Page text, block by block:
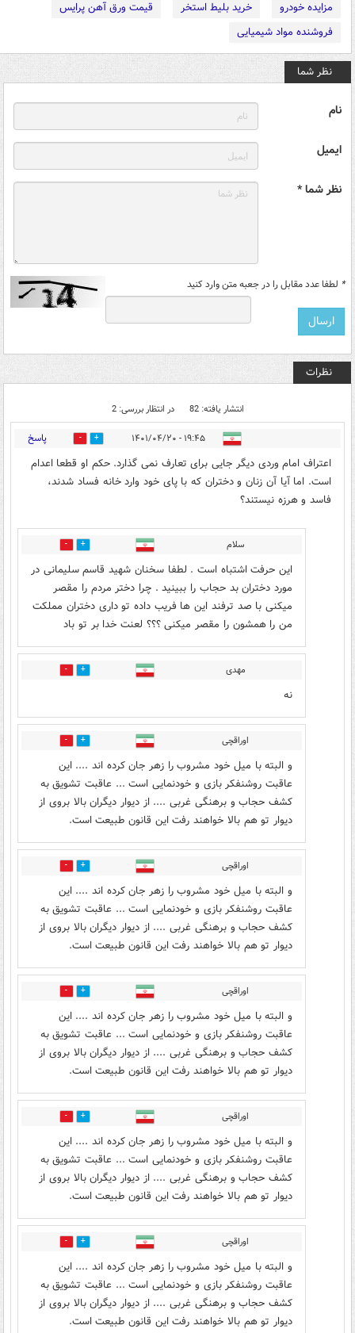
مزایده خودرو
خرید بلیط استخر
قیمت ورق آهن پرایس
فروشنده مواد شیمیایی
نظر شما
نام
ایمیل
نظر شما *
* لطفا عدد مقابل را در جعبه متن وارد کنید
نظرات
انتشار یافته: 82 در انتظار بررسی: 2
۱۹:۴۵ - ۱۴۰۱/۰۴/۲۰ 83 پاسخ
اعتراف امام وردی دیگر جایی برای تعارف نمی گذارد. حکم او قطعا اعدام
است. اما آیا آن زنان و دختران که با پای خود وارد خانه فساد شدند،
فاسد و هرزه نیستند؟
سلام 17
این حرفت اشتباه است . لطفا سخنان شهید قاسم سلیمانی در
مورد دختران بد حجاب را ببینید . چرا دختر مردم را مقصر
میکنی با صد ترفند این ها فریب داده تو داری دختران مملکت
من را همشون را مقصر میکنی ؟؟؟ لعنت خدا بر تو باد
مهدی 6
نه
اوراقچی 58
و البته با میل خود مشروب را زهر جان کرده اند .... این
عاقبت روشنفکر بازی و خودنمایی است ... عاقبت تشویق به
کشف حجاب و برهنگی غربی .... از دیوار دیگران بالا بروی از
دیوار تو هم بالا خواهند رفت این قانون طبیعت است.
اوراقچی 25
و البته با میل خود مشروب را زهر جان کرده اند .... این
عاقبت روشنفکر بازی و خودنمایی است ... عاقبت تشویق به
کشف حجاب و برهنگی غربی .... از دیوار دیگران بالا بروی از
دیوار تو هم بالا خواهند رفت این قانون طبیعت است.
اوراقچی 18
و البته با میل خود مشروب را زهر جان کرده اند .... این
عاقبت روشنفکر بازی و خودنمایی است ... عاقبت تشویق به
کشف حجاب و برهنگی غربی .... از دیوار دیگران بالا بروی از
دیوار تو هم بالا خواهند رفت این قانون طبیعت است.
اوراقچی 20
و البته با میل خود مشروب را زهر جان کرده اند .... این
عاقبت روشنفکر بازی و خودنمایی است ... عاقبت تشویق به
کشف حجاب و برهنگی غربی .... از دیوار دیگران بالا بروی از
دیوار تو هم بالا خواهند رفت این قانون طبیعت است.
اوراقچی 15
و البته با میل خود مشروب را زهر جان کرده اند .... این
عاقبت روشنفکر بازی و خودنمایی است ... عاقبت تشویق به
کشف حجاب و برهنگی غربی .... از دیوار دیگران بالا بروی از
دیوار تو هم بالا خواهند رفت این قانون طبیعت است.